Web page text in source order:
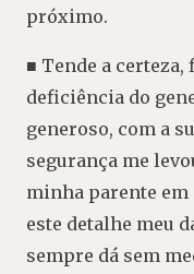
próximo.
■ Tende a
deficiência do
generoso, com a
segurança me
minha parente em
este detalhe meu
sempre dá sem